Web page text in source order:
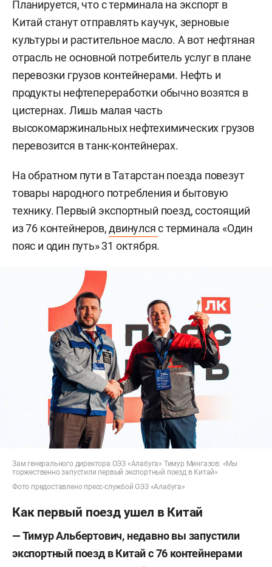
Планируется, что с терминала на экспорт в
Китай станут отправлять каучук, зерновые
культуры и растительное масло. А вот нефтяная
отрасль не основной потребитель услуг в плане
перевозки грузов контейнерами. Нефть и
продукты нефтепереработки обычно возятся в
цистернах. Лишь малая часть
высокомаржинальных нефтехимических грузов
перевозится в танк-контейнерах.
На обратном пути в Татарстан поезда повезут
товары народного потребления и бытовую
технику. Первый экспортный поезд, состоящий
из 76 контейнеров,двинулсяс терминала «Один
пояс и один путь» 31 октября.
Зам генерального директора ОЭЗ «Алабуга» Тимур Мингазов: «Мы
торжественно запустили первый экспортный поезд в Китай»
Фото предоставлено пресс-службой ОЭЗ «Алабуга»
Как первый поезд ушел в Китай
— Тимур Альбертович, недавно вы запустили
экспортный поезд в Китай с 76 контейнерами